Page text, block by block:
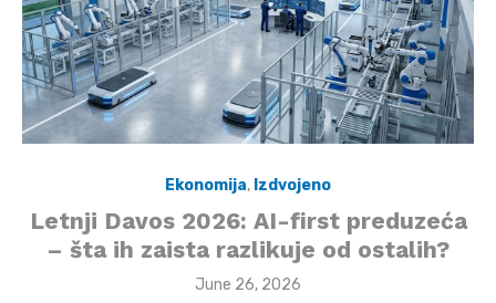
Ekonomija, Izdvojeno
Letnji Davos 2026: AI-first preduzeća
– šta ih zaista razlikuje od ostalih?
Posted
June 26, 2026